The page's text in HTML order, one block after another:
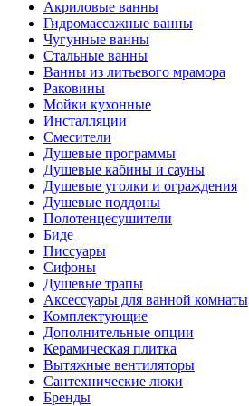
Акриловые ванны
Гидромассажные ванны
Чугунные ванны
Стальные ванны
Ванны из литьевого мрамора
Раковины
Мойки кухонные
Инсталляции
Смесители
Душевые программы
Душевые кабины и сауны
Душевые уголки и ограждения
Душевые поддоны
Полотенцесушители
Биде
Писсуары
Сифоны
Душевые трапы
Аксессуары для ванной комнаты
Комплектующие
Дополнительные опции
Керамическая плитка
Вытяжные вентиляторы
Сантехнические люки
Бренды